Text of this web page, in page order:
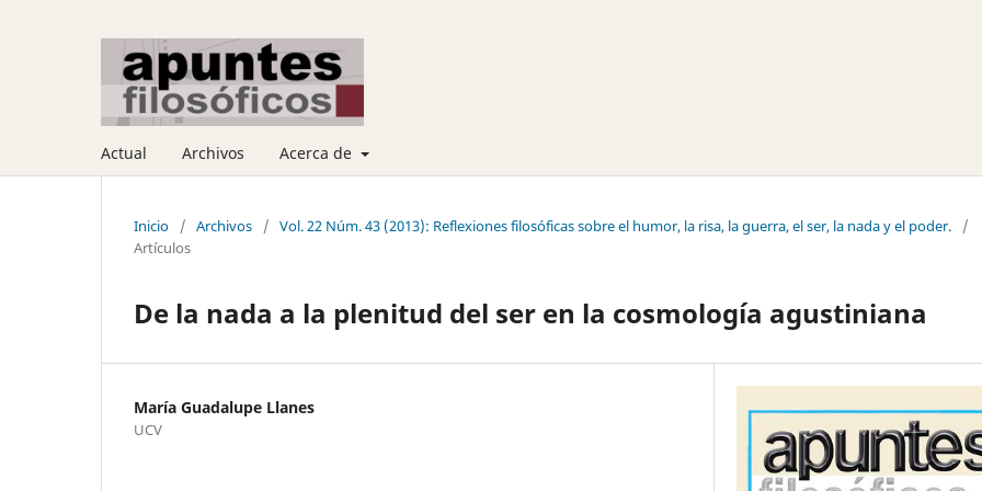
Actual Archivos Acerca de
Inicio / Archivos / Vol. 22 Núm. 43 (2013): Reflexiones filosóficas sobre el humor, la risa, la guerra, el ser, la nada y el poder.
/
Artículos
De la nada a la plenitud del ser en la cosmología agustiniana
María Guadalupe Llanes
UCV